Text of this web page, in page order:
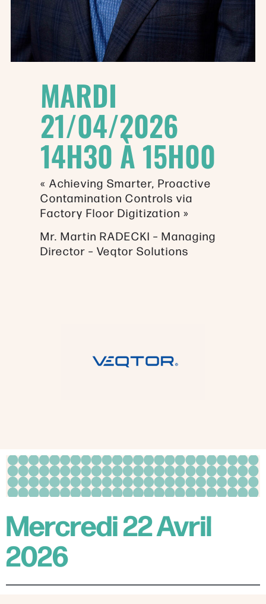
MARDI
21/04/2026
14H30 À 15H00
« Achieving Smarter, Proactive
Contamination Controls via
Factory Floor Digitization »
Mr. Martin RADECKI – Managing
Director – Veqtor Solutions
Mercredi 22 Avril
2026